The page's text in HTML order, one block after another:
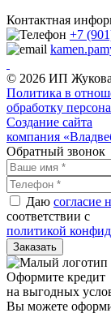
Контактная
+7
© 2026 ИП
Политика в
обработку
Создание сайта
компания
Обратный звонок
Даю согласие
соответствии с
политикой
Оформите кредит
на выгодных
Вы можете